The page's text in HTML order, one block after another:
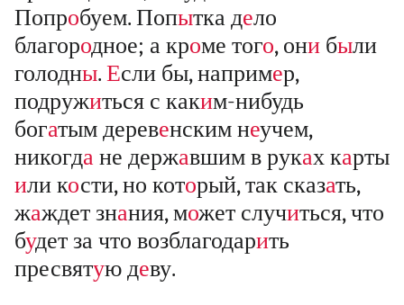
Попробуем. Попытка дело
благородное; а кроме того, они были
голодны. Если бы, например,
подружиться с каким-нибудь
богатым деревенским неучем,
никогда не державшим в руках карты
или кости, но который, так сказать,
жаждет знания, может случиться, что
будет за что возблагодарить
пресвятую деву.